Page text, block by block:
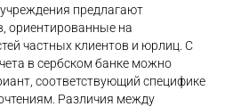
предлагают
ориентированные на
частных клиентов и юрлиц. С
в сербском банке можно
соответствующий специфике
Различия между